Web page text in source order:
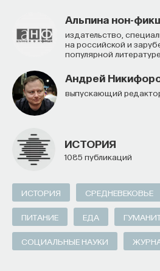
Альпина нон-
Издательство, специализирующееся
на российской и
популярной литературе
Андрей
Выпускающий
ИСТОРИЯ
1085 публикаций
ИСТОРИЯ СРЕДНЕВЕКОВЬЕ
ПИТАНИЕ ЕДА
СОЦИАЛЬНЫЕ НАУКИ
а из-за его ослабления
роста поддержки науки со
правительства,
представлениями о военном
и национальном престиже.
4/17/2014
НАПИСАТЬ НАМ
НАД МАТЕРИАЛОМ РАБОТАЛИ
Новое